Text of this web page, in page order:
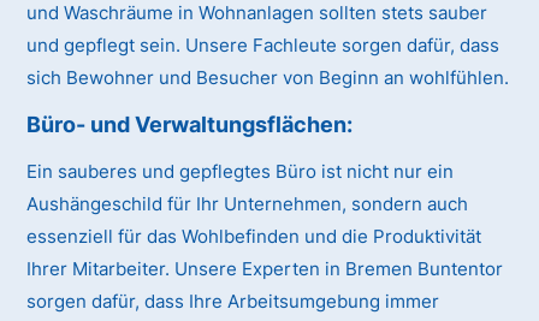
und Waschräume in Wohnanlagen sollten stets sauber
und gepflegt sein. Unsere Fachleute sorgen dafür, dass
sich Bewohner und Besucher von Beginn an wohlfühlen.
Büro- und Verwaltungsflächen:
Ein sauberes und gepflegtes Büro ist nicht nur ein
Aushängeschild für Ihr Unternehmen, sondern auch
essenziell für das Wohlbefinden und die Produktivität
Ihrer Mitarbeiter. Unsere Experten in Bremen Buntentor
sorgen dafür, dass Ihre Arbeitsumgebung immer